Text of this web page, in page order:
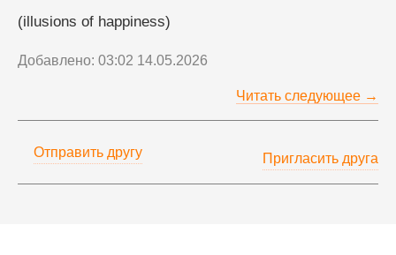
(illusions of happiness)
Добавлено: 03:02 14.05.2026
Читать следующее →
Отправить другу Пригласить друга